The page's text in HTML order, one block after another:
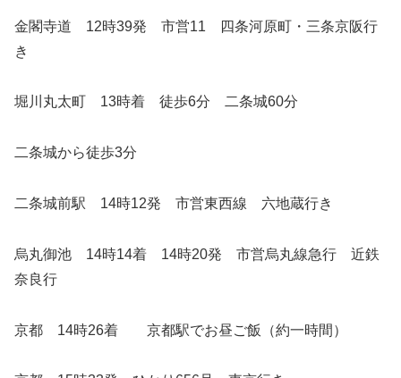
金閣寺道 12時39発 市営11 四条河原町・三条京阪行
き
堀川丸太町 13時着 徒歩6分 二条城60分
二条城から徒歩3分
二条城前駅 14時12発 市営東西線 六地蔵行き
烏丸御池 14時14着 14時20発 市営烏丸線急行 近鉄
奈良行
京都 14時26着 京都駅でお昼ご飯（約一時間）